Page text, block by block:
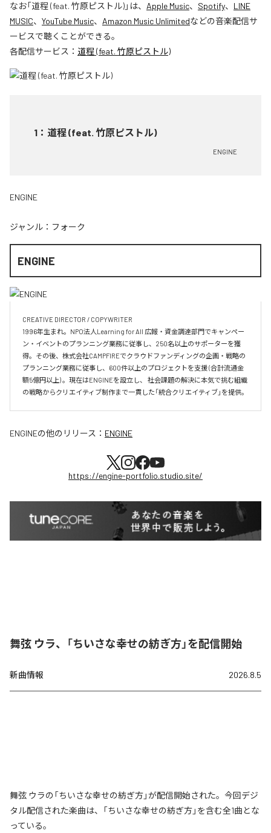
なお「道程 (feat. 竹原ピストル)」は、 Apple Music、 Spotify、 LINE
MUSIC、 YouTube Music、 Amazon Music Unlimitedなどの音楽配信サ
ービスで聴くことができる。
各配信サービス： 道程 (feat. 竹原ピストル)
1 ： 道程 (feat. 竹原ピストル)
ENGINE
ENGINE
ジャンル： フォーク
ENGINE
CREATIVE DIRECTOR / COPYWRITER
1996年生まれ。NPO法人Learning for All 広報・資金調達部門でキャンペー
ン・イベントのプランニング業務に従事し、250名以上のサポーターを獲
得。その後、株式会社CAMPFIREでクラウドファンディングの企画・戦略の
プランニング業務に従事し、600件以上のプロジェクトを支援 (合計流通金
額5億円以上) 。現在はENGINEを設立し、 社会課題の解決に本気で挑む組織
の戦略からクリエイティブ制作まで一貫した「統合クリエイティブ」を提供。
ENGINEの他のリリース： ENGINE
https://engine-portfolio.studio.site/
舞弦 ウラ、「ちいさな幸せの紡ぎ方」を配信開始
新曲情報 2026.8.5
舞弦 ウラの「ちいさな幸せの紡ぎ方」が配信開始された。今回デジ
タル配信された楽曲は、「ちいさな幸せの紡ぎ方」を含む全1曲とな
っている。